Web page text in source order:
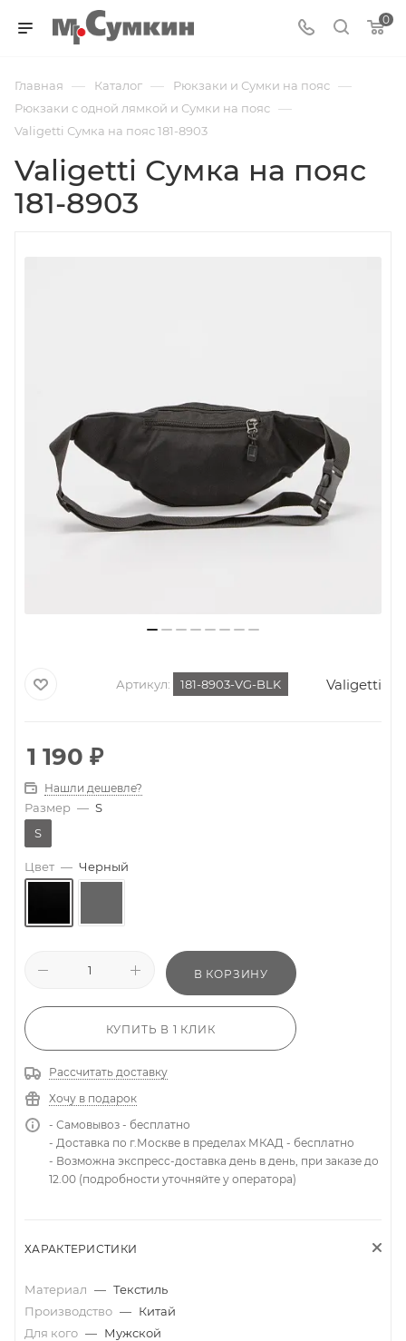
0
Главная — Каталог — Рюкзаки и Сумки на пояс —
Рюкзаки с одной лямкой и Сумки на пояс —
Valigetti Сумка на пояс 181-8903
Valigetti Сумка на пояс
181-8903
Артикул: 181-8903-VG-BLK Valigetti
1 190 ₽
Нашли дешевле?
Размер — S
S
Цвет — Черный
В КОРЗИНУ
КУПИТЬ В 1 КЛИК
Рассчитать доставку
Хочу в подарок
- Самовывоз - бесплатно
- Доставка по г.Москве в пределах МКАД - бесплатно
- Возможна экспресс-доставка день в день, при заказе до
12.00 (подробности уточняйте у оператора)
ХАРАКТЕРИСТИКИ
Материал — Текстиль
Производство — Китай
Для кого — Мужской